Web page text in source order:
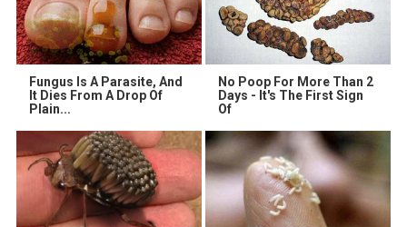
Fungus Is A Parasite, And
It Dies From A Drop Of
Plain...
No Poop For More Than 2
Days - It's The First Sign
Of